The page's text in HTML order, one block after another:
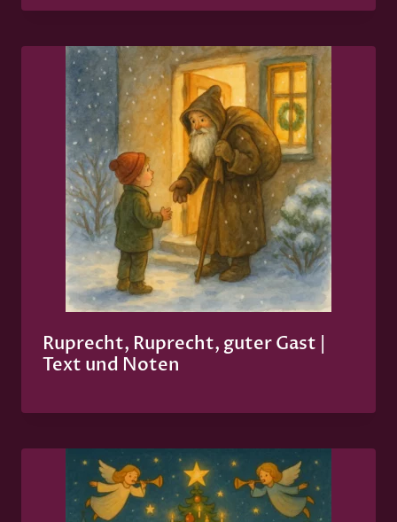
Ruprecht, Ruprecht, guter Gast |
Text und Noten